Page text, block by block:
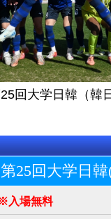
回大学日韓（
25回大学日
入場無料